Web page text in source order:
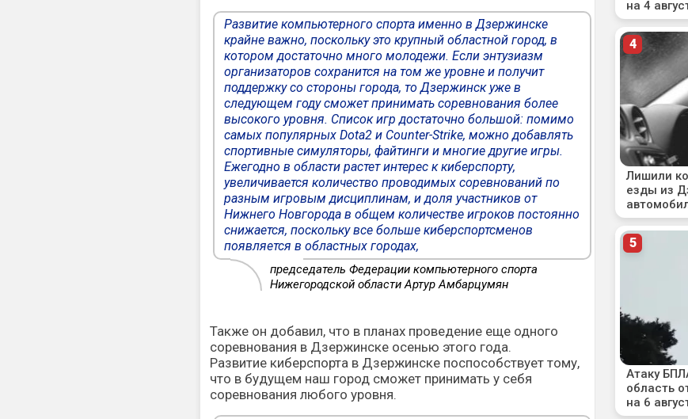
Развитие компьютерного спорта именно в Дзержинске
крайне важно, поскольку это крупный областной город, в
котором достаточно много молодежи. Если энтузиазм
организаторов сохранится на том же уровне и получит
поддержку со стороны города, то Дзержинск уже в
следующем году сможет принимать соревнования более
высокого уровня. Список игр достаточно большой: помимо
самых популярных Dota2 и Counter-Strike, можно добавлять
спортивные симуляторы, файтинги и многие другие игры.
Ежегодно в области растет интерес к киберспорту,
увеличивается количество проводимых соревнований по
разным игровым дисциплинам, и доля участников от
Нижнего Новгорода в общем количестве игроков постоянно
снижается, поскольку все больше киберспортсменов
появляется в областных городах,
председатель Федерации компьютерного спорта
Нижегородской области Артур Амбарцумян
Также он добавил, что в планах проведение еще одного
соревнования в Дзержинске осенью этого года.
Развитие киберспорта в Дзержинске поспособствует тому,
что в будущем наш город сможет принимать у себя
соревнования любого уровня.